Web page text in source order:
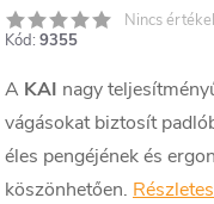
Nincs
Kód: 9355
A KAI nagy
vágásokat biztosít
éles pengéjének és
köszönhetően.